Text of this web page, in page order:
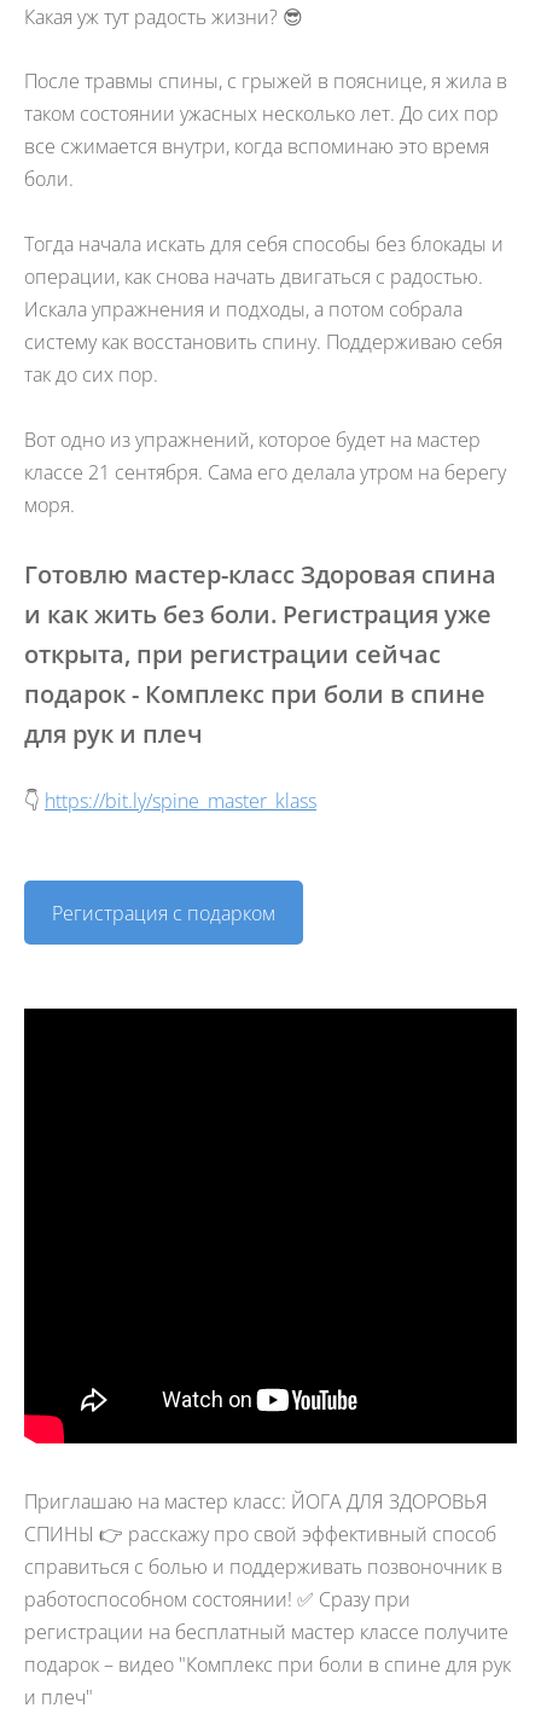
Какая уж тут радость жизни? 😎
После травмы спины, с грыжей в пояснице, я жила в
таком состоянии ужасных несколько лет. До сих пор
все сжимается внутри, когда вспоминаю это время
боли.
Тогда начала искать для себя способы без блокады и
операции, как снова начать двигаться с радостью.
Искала упражнения и подходы, а потом собрала
систему как восстановить спину. Поддерживаю себя
так до сих пор.
Вот одно из упражнений, которое будет на мастер
классе 21 сентября. Сама его делала утром на берегу
моря.
Готовлю мастер-класс Здоровая спина
и как жить без боли. Регистрация уже
открыта, при регистрации сейчас
подарок - Комплекс при боли в спине
для рук и плеч
👇 https://bit.ly/spine_master_klass
Регистрация с подарком
Приглашаю на мастер класс: ЙОГА ДЛЯ ЗДОРОВЬЯ
СПИНЫ 👉 расскажу про свой эффективный способ
справиться с болью и поддерживать позвоночник в
работоспособном состоянии! ✅ Сразу при
регистрации на бесплатный мастер классе получите
подарок – видео "Комплекс при боли в спине для рук
и плеч"